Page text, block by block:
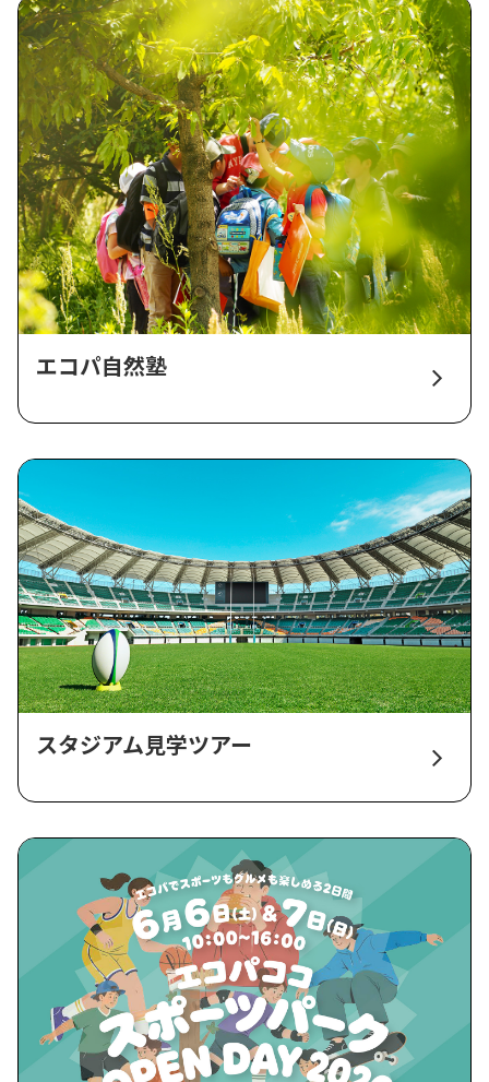
エコパ自然塾
スタジアム見学ツアー